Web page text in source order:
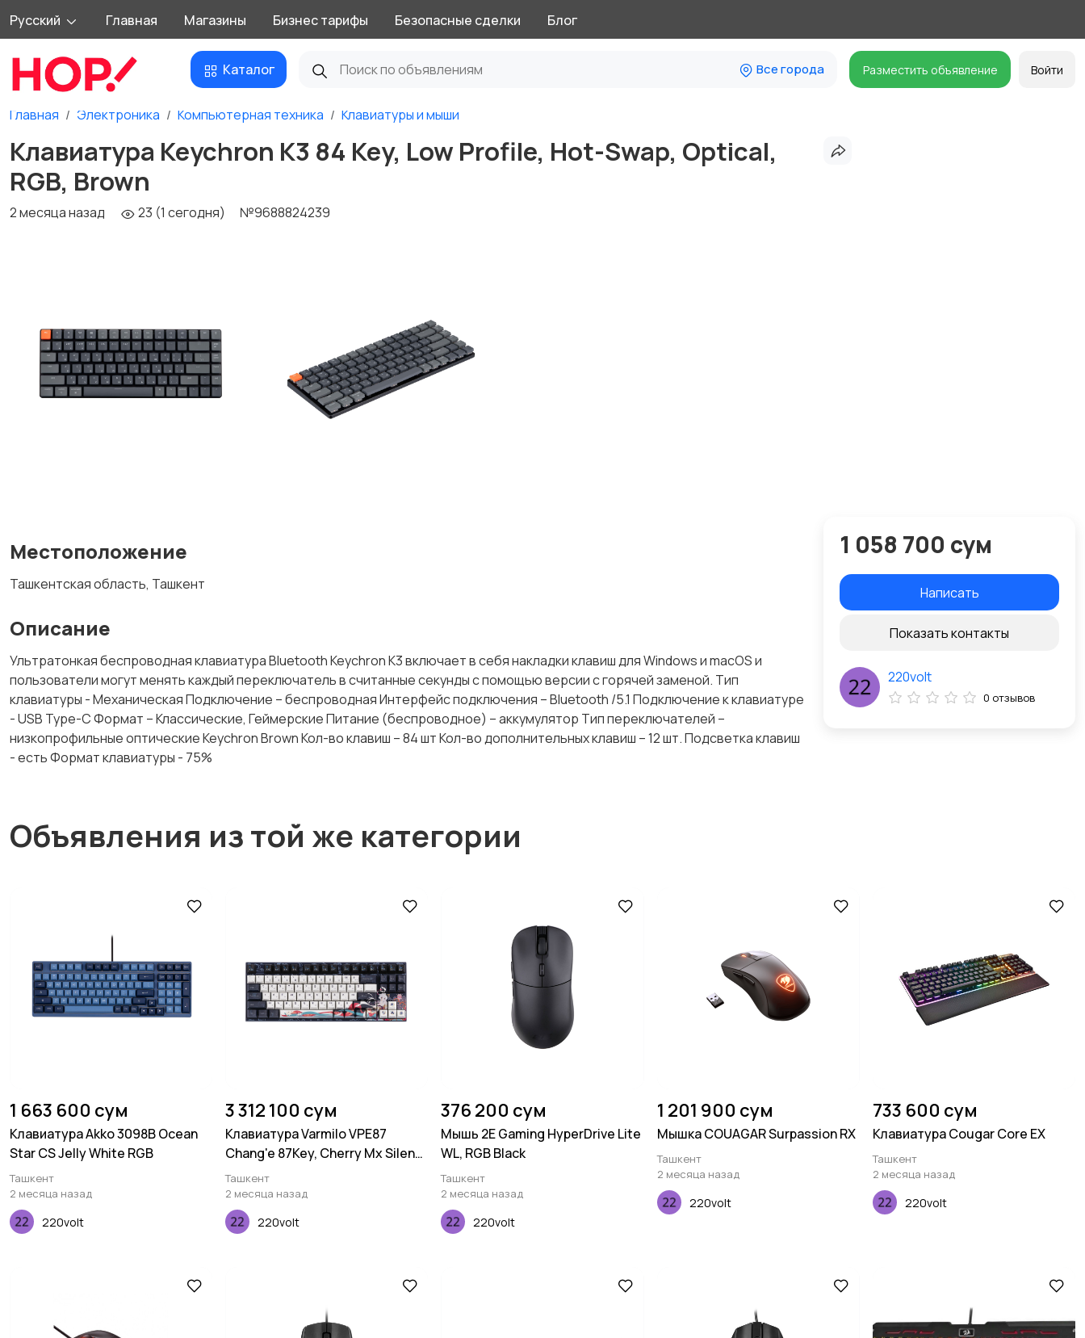
Русский Главная Магазины Бизнес тарифы Безопасные сделки Блог
Каталог Все города Разместить объявление Войти
Главная Электроника Компьютерная техника Клавиатуры и мыши
Клавиатура Keychron K3 84 Key, Low Profile, Hot-Swap, Optical,
RGB, Brown
2 месяца назад 23 (1 сегодня) №9688824239
Местоположение
Ташкентская область, Ташкент
Описание
Ультратонкая беспроводная клавиатура Bluetooth Keychron K3 включает в себя накладки клавиш для Windows и macOS и
пользователи могут менять каждый переключатель в считанные секунды с помощью версии с горячей заменой. Тип
клавиатуры - Механическая Подключение – беспроводная Интерфейс подключения – Bluetooth /5.1 Подключение к клавиатуре
- USB Type-C Формат – Классические, Геймерские Питание (беспроводное) – аккумулятор Тип переключателей –
низкопрофильные оптические Keychron Brown Кол-во клавиш – 84 шт Кол-во дополнительных клавиш – 12 шт. Подсветка клавиш
- есть Формат клавиатуры - 75%
1 058 700 сум
Написать
Показать контакты
220volt
0 отзывов
Объявления из той же категории
1 663 600 сум
Клавиатура Akko 3098B Ocean
Star CS Jelly White RGB
Ташкент
2 месяца назад
220volt
3 312 100 сум
Клавиатура Varmilo VPE87
Chang'e 87Key, Cherry Mx Silent
Red, BT/WL/USB-A, EN, White
Led, Синий
Ташкент
2 месяца назад
220volt
376 200 сум
Мышь 2E Gaming HyperDrive Lite
WL, RGB Black
Ташкент
2 месяца назад
220volt
1 201 900 сум
Мышка COUAGAR Surpassion RX
Ташкент
2 месяца назад
220volt
733 600 сум
Клавиатура Cougar Core EX
Ташкент
2 месяца назад
220volt